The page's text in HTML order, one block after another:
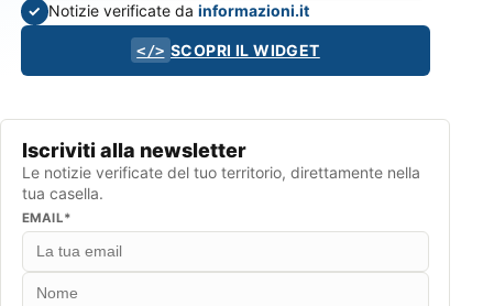
✓ Notizie verificate da informazioni.it
</> SCOPRI IL WIDGET
Iscriviti alla newsletter
Le notizie verificate del tuo territorio, direttamente nella
tua casella.
EMAIL*